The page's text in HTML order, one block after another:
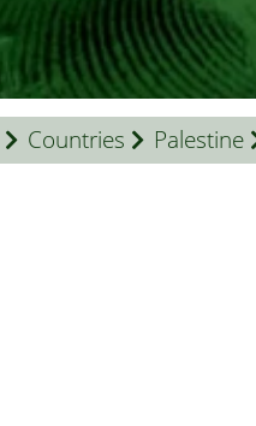
Countries Palestine